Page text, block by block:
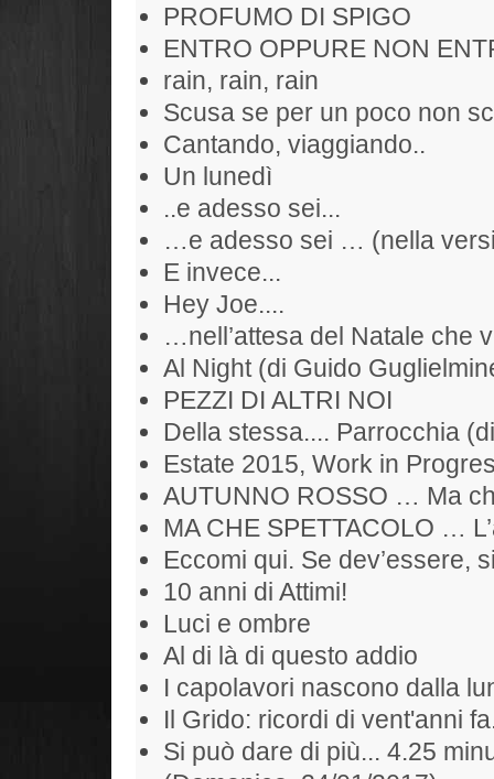
PROFUMO DI SPIGO
ENTRO OPPURE NON
rain, rain, rain
Scusa se per un poco non
Cantando, viaggiando..
Un lunedì
..e adesso sei...
…e adesso sei … (nella
E invece...
Hey Joe....
…nell’attesa del Natale che
Al Night (di Guido
PEZZI DI ALTRI NOI
Della stessa.... Parrocchia
Estate 2015, Work in
AUTUNNO ROSSO … Ma
MA CHE SPETTACOLO …
Eccomi qui. Se dev’essere,
10 anni di Attimi!
Luci e ombre
Al di là di questo addio
I capolavori nascono dalla
Il Grido: ricordi di vent'anni
Si può dare di più... 4.25